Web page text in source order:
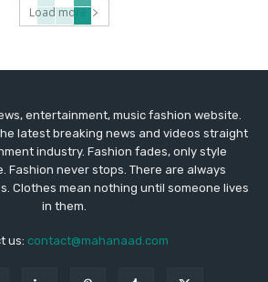
Load more
entertainment, music fashion website.
latest breaking news and videos straight
industry. Fashion fades, only style
Fashion never stops. There are always
Clothes mean nothing until someone lives
in them.
us: contact@mahanaad.com